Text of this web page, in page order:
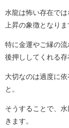
水龍は怖い存在で
上昇の象徴となりま
特に金運やご縁の
後押ししてくれる存
大切なのは過度に
と。
そうすることで、
きます。